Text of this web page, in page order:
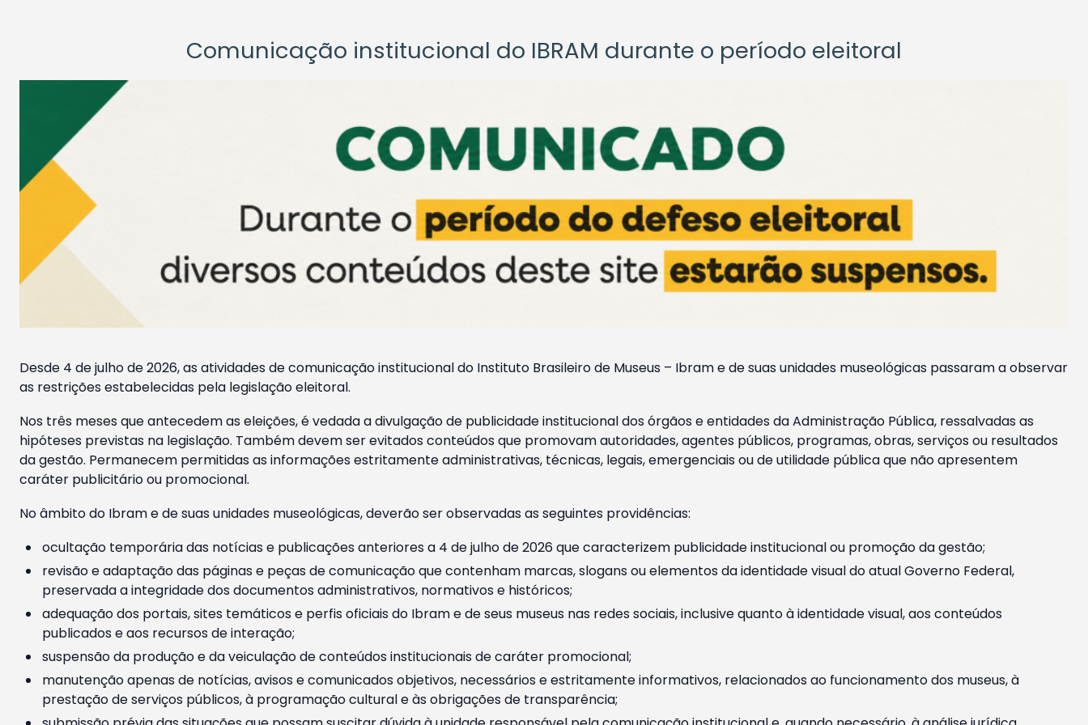
Comunicação institucional do IBRAM durante o período eleitoral
Desde 4 de julho de 2026, as atividades de comunicação institucional do Instituto Brasileiro de Museus – Ibram e de suas unidades museológicas passaram a observar
as restrições estabelecidas pela legislação eleitoral.
Nos três meses que antecedem as eleições, é vedada a divulgação de publicidade institucional dos órgãos e entidades da Administração Pública, ressalvadas as
hipóteses previstas na legislação. Também devem ser evitados conteúdos que promovam autoridades, agentes públicos, programas, obras, serviços ou resultados
da gestão. Permanecem permitidas as informações estritamente administrativas, técnicas, legais, emergenciais ou de utilidade pública que não apresentem
caráter publicitário ou promocional.
No âmbito do Ibram e de suas unidades museológicas, deverão ser observadas as seguintes providências:
ocultação temporária das notícias e publicações anteriores a 4 de julho de 2026 que caracterizem publicidade institucional ou promoção da gestão;
revisão e adaptação das páginas e peças de comunicação que contenham marcas, slogans ou elementos da identidade visual do atual Governo Federal,
preservada a integridade dos documentos administrativos, normativos e históricos;
adequação dos portais, sites temáticos e perfis oficiais do Ibram e de seus museus nas redes sociais, inclusive quanto à identidade visual, aos conteúdos
publicados e aos recursos de interação;
suspensão da produção e da veiculação de conteúdos institucionais de caráter promocional;
manutenção apenas de notícias, avisos e comunicados objetivos, necessários e estritamente informativos, relacionados ao funcionamento dos museus, à
prestação de serviços públicos, à programação cultural e às obrigações de transparência;